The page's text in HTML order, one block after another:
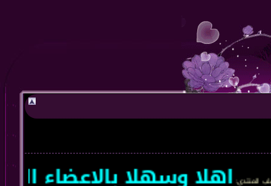
: اهلا وسهلا بالاعضاء